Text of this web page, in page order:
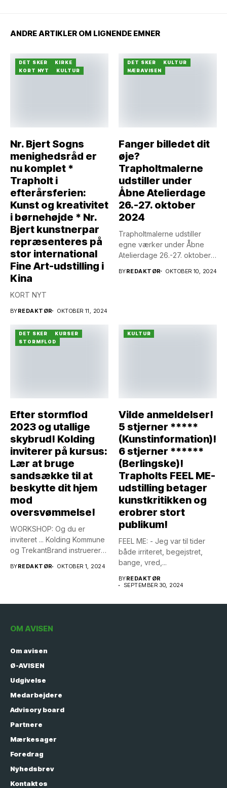
ANDRE ARTIKLER OM LIGNENDE EMNER
DET SKER
KIRKE
KORT NYT
KULTUR
Nr. Bjert Sogns
menighedsråd er
nu komplet *
Trapholt i
efterårsferien:
Kunst og kreativitet
i børnehøjde * Nr.
Bjert kunstnerpar
repræsenteres på
stor international
Fine Art-udstilling i
Kina
KORT NYT
BYREDAKTØR OKTOBER 11, 2024
DET SKER
KULTUR
NÆRAVISEN
Fanger billedet dit
øje?
Trapholtmalerne
udstiller under
Åbne Atelierdage
26.-27. oktober
2024
Trapholtmalerne udstiller
egne værker under Åbne
Atelierdage 26.-27. oktober
BYREDAKTØR OKTOBER 10, 2024
DET SKER
KURSER
STORMFLOD
Efter stormflod
2023 og utallige
skybrud! Kolding
inviterer på kursus:
Lær at bruge
sandsække til at
beskytte dit hjem
mod
oversvømmelse!
WORKSHOP: Og du er
inviteret ... Kolding Kommune
og TrekantBrand instruerer
BYREDAKTØR OKTOBER 1, 2024
KULTUR
Vilde anmeldelser!
5 stjerner *****
(Kunstinformation)!
6 stjerner ******
(Berlingske)!
Trapholts FEEL ME-
udstilling betager
kunstkritikken og
erobrer stort
publikum!
FEEL ME: - Jeg var til tider
både irriteret, begejstret,
bange, vred,...
BYREDAKTØR
SEPTEMBER 30, 2024
OM AVISEN
Om avisen
Ø-AVISEN
Udgivelse
Medarbejdere
Advisory board
Partnere
Mærkesager
Foredrag
Nyhedsbrev
Kontakt os